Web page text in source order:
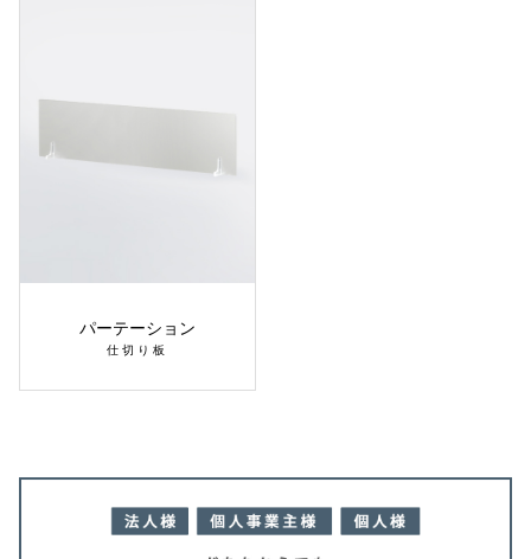
パーテーション
仕切り板